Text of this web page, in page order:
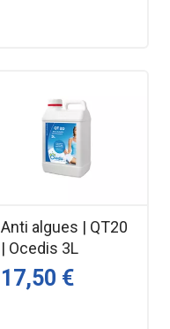
Anti algues | QT20
| Ocedis 3L
17,50 €